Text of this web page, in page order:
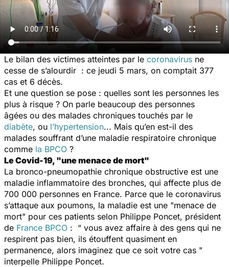
Le bilan des victimes atteintes par le coronavirus ne
cesse de s’alourdir : ce jeudi 5 mars, on comptait 377
cas et 6 décès.
Et une question se pose : quelles sont les personnes les
plus à risque ? On parle beaucoup des personnes
âgées ou des malades chroniques touchés par le
diabète, ou l’hypertension... Mais qu’en est-il des
malades souffrant d’une maladie respiratoire chronique
comme la BPCO ?
Le Covid-19, "une menace de mort"
La bronco-pneumopathie chronique obstructive est une
maladie inflammatoire des bronches, qui affecte plus de
700 000 personnes en France. Parce que le coronavirus
s’attaque aux poumons, la maladie est une "menace de
mort" pour ces patients selon Philippe Poncet, président
de France BPCO : “ vous avez affaire à des gens qui ne
respirent pas bien, ils étouffent quasiment en
permanence, alors imaginez que ce soit votre cas "
interpelle Philippe Poncet.